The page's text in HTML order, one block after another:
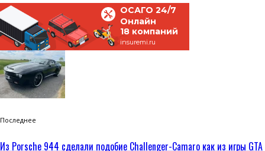
ОСАГО 24/7
Онлайн
18 компаний
insuremi.ru
Последнее
Из Porsche 944 сделали подобие Challenger-Camaro как из игры GTA